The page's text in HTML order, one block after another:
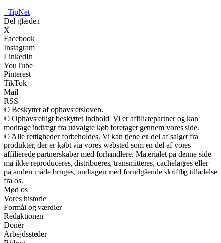
TipNet
Del glæden
X
Facebook
Instagram
LinkedIn
YouTube
Pinterest
TikTok
Mail
RSS
© Beskyttet af ophavsretsloven.
© Ophavsretligt beskyttet indhold. Vi er affiliatepartner og kan
modtage indtægt fra udvalgte køb foretaget gennem vores side.
© Alle rettigheder forbeholdes. Vi kan tjene en del af salget fra
produkter, der er købt via vores websted som en del af vores
affilierede partnerskaber med forhandlere. Materialet på denne side
må ikke reproduceres, distribueres, transmitteres, cachelagres eller
på anden måde bruges, undtagen med forudgående skriftlig tilladelse
fra os.
Mød os
Vores historie
Formål og værdier
Redaktionen
Donér
Arbejdssteder